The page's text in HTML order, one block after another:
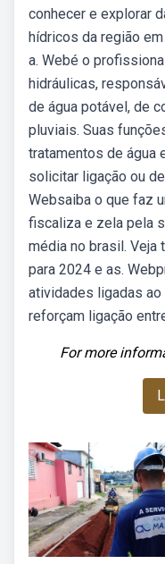
conhecer e explorar
hídricos da região
a. Webé o
hidráulicas,
de água potável, de
pluviais. Suas
tratamentos de água
solicitar ligação ou
Websaiba o que faz
fiscaliza e zela pela
média no brasil.
para 2024 e as.
atividades ligadas
reforçam ligação
For more